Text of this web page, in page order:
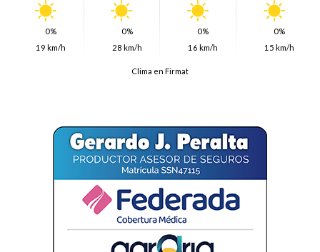
0%
19 km/h
0%
28 km/h
0%
16 km/h
0%
15 km/h
Clima en Firmat